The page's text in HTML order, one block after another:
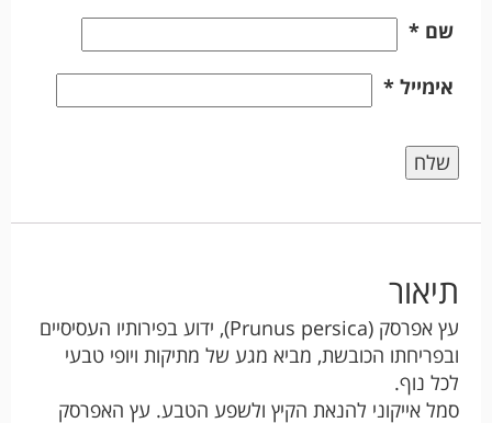
שם *
אימייל *
תיאור
עץ אפרסק (Prunus persica), ידוע בפירותיו העסיסיים
ובפריחתו הכובשת, מביא מגע של מתיקות ויופי טבעי
לכל נוף.
סמל אייקוני להנאת הקיץ ולשפע הטבע. עץ האפרסק